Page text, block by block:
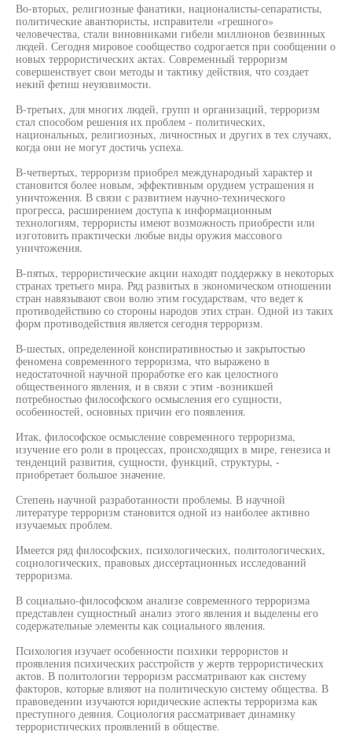
Во-вторых, религиозные фанатики, националисты-сепаратисты,
политические авантюристы, исправители «грешного»
человечества, стали виновниками гибели миллионов безвинных
людей. Сегодня мировое сообщество содрогается при сообщении о
новых террористических актах. Современный терроризм
совершенствует свои методы и тактику действия, что создает
некий фетиш неуязвимости.
В-третьих, для многих людей, групп и организаций, терроризм
стал способом решения их проблем - политических,
национальных, религиозных, личностных и других в тех случаях,
когда они не могут достичь успеха.
В-четвертых, терроризм приобрел международный характер и
становится более новым, эффективным орудием устрашения и
уничтожения. В связи с развитием научно-технического
прогресса, расширением доступа к информационным
технологиям, террористы имеют возможность приобрести или
изготовить практически любые виды оружия массового
уничтожения.
В-пятых, террористические акции находят поддержку в некоторых
странах третьего мира. Ряд развитых в экономическом отношении
стран навязывают свои волю этим государствам, что ведет к
противодействию со стороны народов этих стран. Одной из таких
форм противодействия является сегодня терроризм.
В-шестых, определенной конспиративностью и закрытостью
феномена современного терроризма, что выражено в
недостаточной научной проработке его как целостного
общественного явления, и в связи с этим -возникшей
потребностью философского осмысления его сущности,
особенностей, основных причин его появления.
Итак, философское осмысление современного терроризма,
изучение его роли в процессах, происходящих в мире, генезиса и
тенденций развития, сущности, функций, структуры, -
приобретает большое значение.
Степень научной разработанности проблемы. В научной
литературе терроризм становится одной из наиболее активно
изучаемых проблем.
Имеется ряд философских, психологических, политологических,
социологических, правовых диссертационных исследований
терроризма.
В социально-философском анализе современного терроризма
представлен сущностный анализ этого явления и выделены его
содержательные элементы как социального явления.
Психология изучает особенности психики террористов и
проявления психических расстройств у жертв террористических
актов. В политологии терроризм рассматривают как систему
факторов, которые влияют на политическую систему общества. В
правоведении изучаются юридические аспекты терроризма как
преступного деяния. Социология рассматривает динамику
террористических проявлений в обществе.